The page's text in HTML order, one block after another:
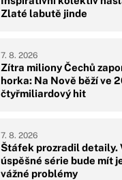
Zlaté labutě jinde
Zítra miliony Čechů
horka: Na Nově běží ve
čtyřmiliardový hit
7. 8. 2026
Štáfek prozradil detaily.
úspěšné série bude mít
vážné problémy
7. 8. 2026